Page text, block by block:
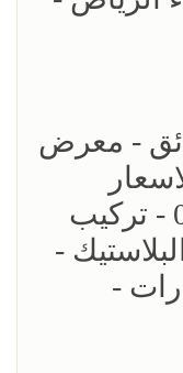
- معرض
المناسبه - 0500559613 - تركيب
-
-